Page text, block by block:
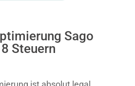
Sago
Steuern